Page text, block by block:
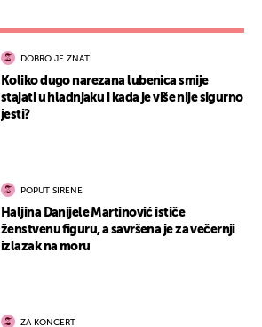
DOBRO JE ZNATI
Koliko dugo narezana lubenica smije
stajati u hladnjaku i kada je više nije sigurno
jesti?
POPUT SIRENE
Haljina Danijele Martinović ističe
ženstvenu figuru, a savršena je za večernji
izlazak na moru
ZA KONCERT